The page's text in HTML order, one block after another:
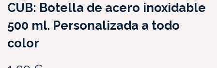
CUB: Botella de acero inoxidable
500 ml. Personalizada a todo
color